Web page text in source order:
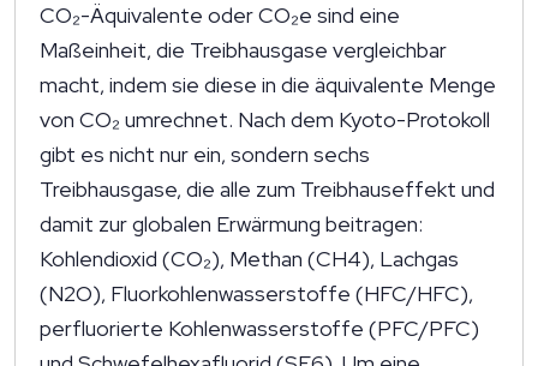
CO₂-Äquivalente oder CO₂e sind eine
Maßeinheit, die Treibhausgase vergleichbar
macht, indem sie diese in die äquivalente Menge
von CO₂ umrechnet. Nach dem Kyoto-Protokoll
gibt es nicht nur ein, sondern sechs
Treibhausgase, die alle zum Treibhauseffekt und
damit zur globalen Erwärmung beitragen:
Kohlendioxid (CO₂), Methan (CH4), Lachgas
(N2O), Fluorkohlenwasserstoffe (HFC/HFC),
perfluorierte Kohlenwasserstoffe (PFC/PFC)